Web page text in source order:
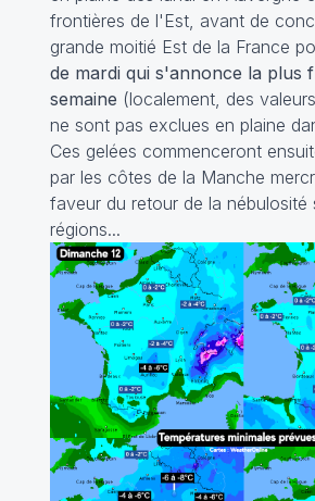
frontières de l'Est, avant de
grande moitié Est de la France
de mardi qui s'annonce la plus
semaine (localement, des
ne sont pas exclues en plaine
Ces gelées commenceront
par les côtes de la Manche
faveur du retour de la nébulosité
régions...